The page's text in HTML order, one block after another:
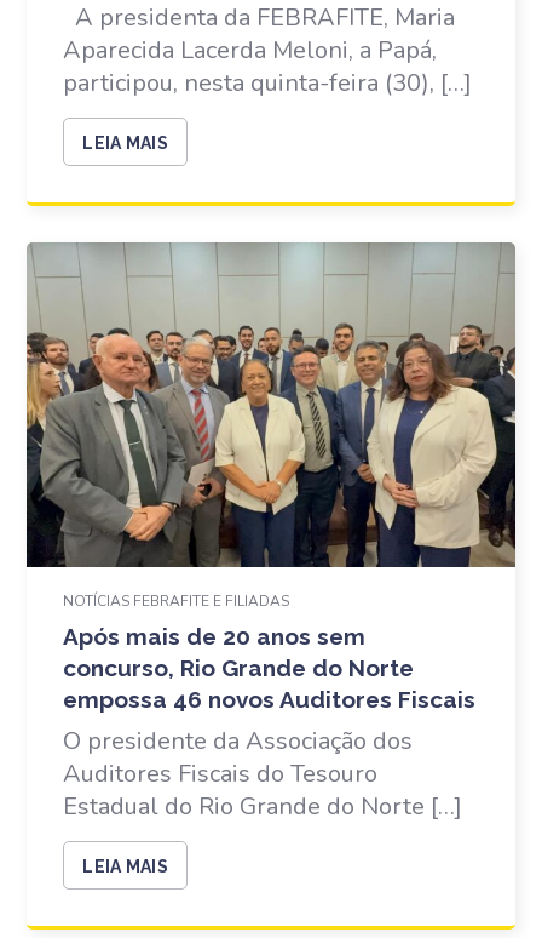
A presidenta da FEBRAFITE, Maria
Aparecida Lacerda Meloni, a Papá,
participou, nesta quinta-feira (30), […]
LEIA MAIS
NOTÍCIAS FEBRAFITE E FILIADAS
Após mais de 20 anos sem
concurso, Rio Grande do Norte
empossa 46 novos Auditores Fiscais
O presidente da Associação dos
Auditores Fiscais do Tesouro
Estadual do Rio Grande do Norte […]
LEIA MAIS